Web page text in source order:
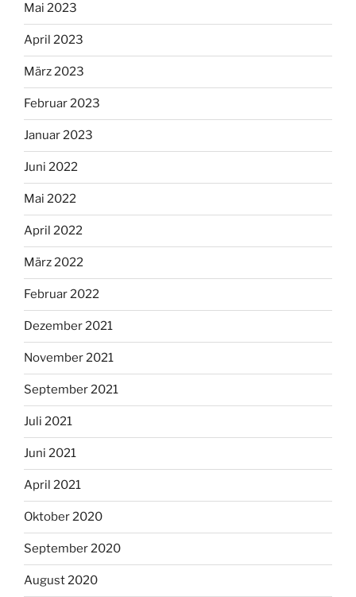
Mai 2023
April 2023
März 2023
Februar 2023
Januar 2023
Juni 2022
Mai 2022
April 2022
März 2022
Februar 2022
Dezember 2021
November 2021
September 2021
Juli 2021
Juni 2021
April 2021
Oktober 2020
September 2020
August 2020